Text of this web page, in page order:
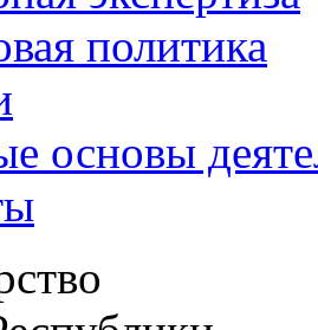
политика
основы